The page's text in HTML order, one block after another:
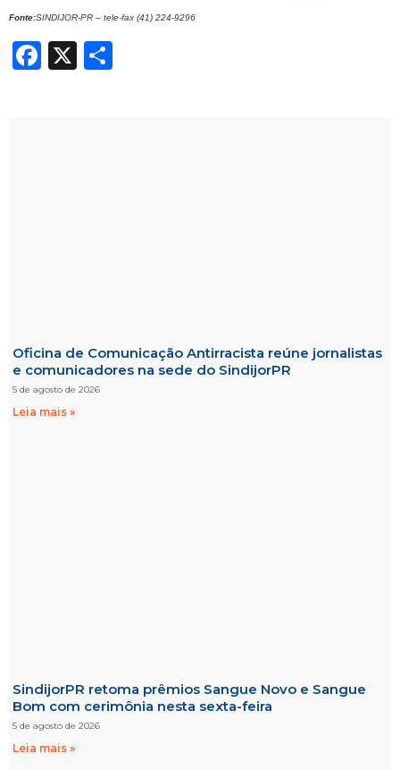
Fonte:SINDIJOR-PR – tele-fax (41) 224-9296
Facebook
X
Oficina de Comunicação Antirracista reúne jornalistas
e comunicadores na sede do SindijorPR
5 de agosto de 2026
Leia mais »
SindijorPR retoma prêmios Sangue Novo e Sangue
Bom com cerimônia nesta sexta-feira
5 de agosto de 2026
Leia mais »